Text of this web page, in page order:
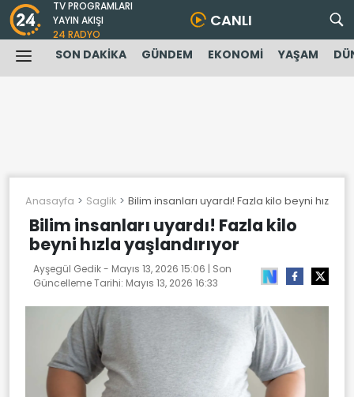
TV PROGRAMLARI
YAYIN AKIŞI
24 RADYO
CANLI
SON DAKİKA GÜNDEM EKONOMİ YAŞAM
Anasayfa Saglik Bilim insanları uyardı! Fazla kilo beyni hızla
Bilim insanları uyardı! Fazla kilo
beyni hızla yaşlandırıyor
Ayşegül Gedik - Mayıs 13, 2026 15:06 | Son
Güncelleme Tarihi: Mayıs 13, 2026 16:33